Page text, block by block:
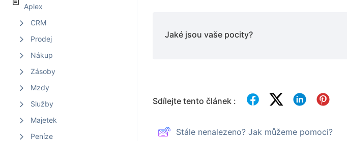
Aplex
CRM
Prodej
Nákup
Zásoby
Mzdy
Služby
Majetek
Peníze
Jaké jsou vaše pocity?
Sdílejte tento článek :
Stále nenalezeno? Jak můžeme pomoci?